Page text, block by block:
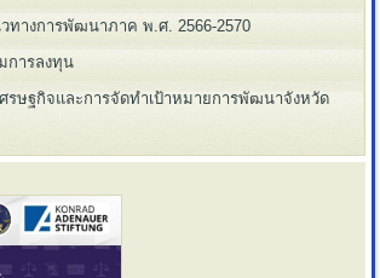
ทางการพัฒนาภาค พ.ศ. 2566-2570
การลงทุน
ศรษฐกิจและการจัดทำเป้าหมายการพัฒนาจังหวัด